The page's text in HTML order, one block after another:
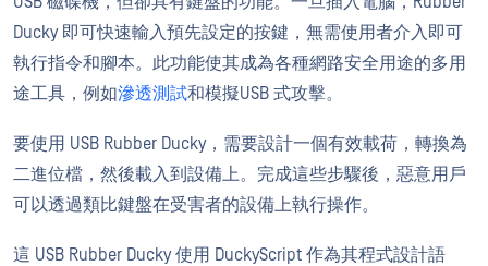
Ducky 即可快速輸入預先設定的按鍵，無需使用者介入即可
執行指令和腳本。此功能使其成為各種網路安全用途的多用
途工具，例如滲透測試和模擬USB 式攻擊。
要使用 USB Rubber Ducky，需要設計一個有效載荷，轉換為
二進位檔，然後載入到設備上。完成這些步驟後，惡意用戶
可以透過類比鍵盤在受害者的設備上執行操作。
這 USB Rubber Ducky 使用 DuckyScript 作為其程式設計語